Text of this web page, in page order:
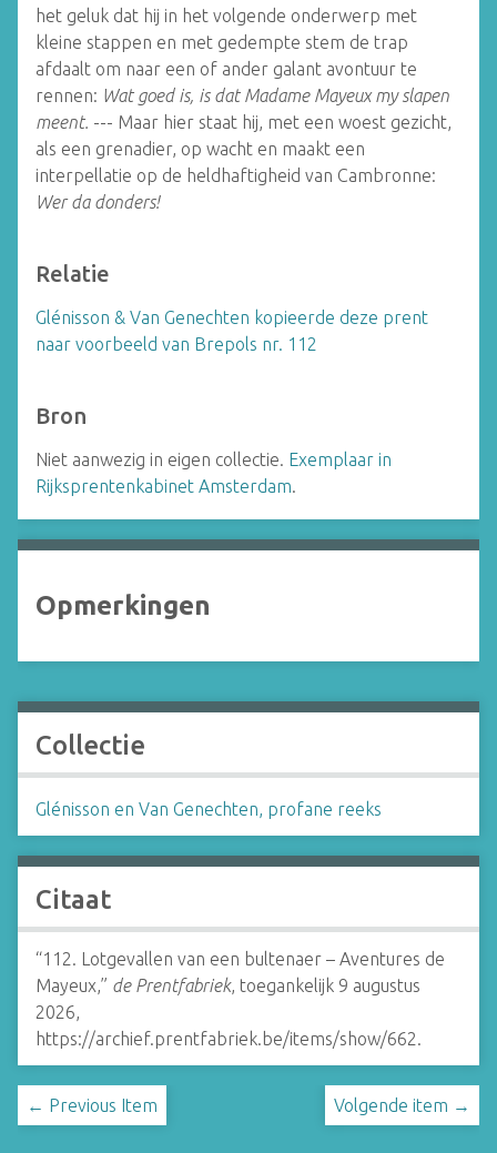
het geluk dat hij in het volgende onderwerp met
kleine stappen en met gedempte stem de trap
afdaalt om naar een of ander galant avontuur te
rennen: Wat goed is, is dat Madame Mayeux my slapen
meent. --- Maar hier staat hij, met een woest gezicht,
als een grenadier, op wacht en maakt een
interpellatie op de heldhaftigheid van Cambronne:
Wer da donders!
Relatie
Glénisson & Van Genechten kopieerde deze prent
naar voorbeeld van Brepols nr. 112
Bron
Niet aanwezig in eigen collectie. Exemplaar in
Rijksprentenkabinet Amsterdam.
Opmerkingen
Collectie
Glénisson en Van Genechten, profane reeks
Citaat
“112. Lotgevallen van een bultenaer – Aventures de
Mayeux,” de Prentfabriek, toegankelijk 9 augustus
2026,
https://archief.prentfabriek.be/items/show/662.
← Previous Item Volgende item →